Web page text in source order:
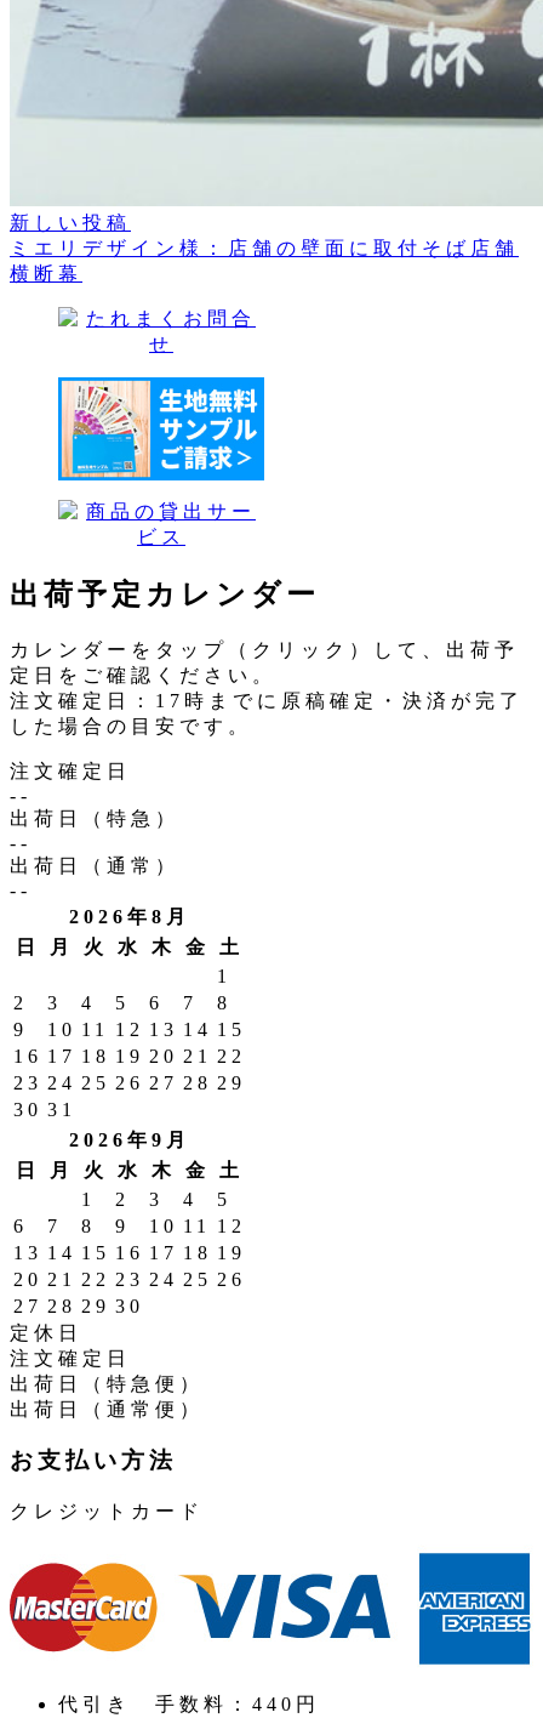
新しい投稿
ミエリデザイン様：店舗の壁面に取付そば店舗
横断幕
出荷予定カレンダー
カレンダーをタップ（クリック）して、出荷予
定日をご確認ください。
注文確定日：17時までに原稿確定・決済が完了
した場合の目安です。
注文確定日
--
出荷日（特急）
--
出荷日（通常）
--
2026年8月
日
月 火 水 木 金
土
1
2
3 4 5 6 7
8
9
10 11 12 13 14 15
16 17 18 19 20 21
22
23 24 25 26 27 28 29
30 31
2026年9月
日
月 火 水 木 金
土
1
2 3 4
5
6
7 8 9 10 11
12
13 14 15 16 17 18 19
20 21 22 23 24 25 26
27 28 29 30
定休日
注文確定日
出荷日（特急便）
出荷日（通常便）
お支払い方法
クレジットカード
代引き 手数料：440円